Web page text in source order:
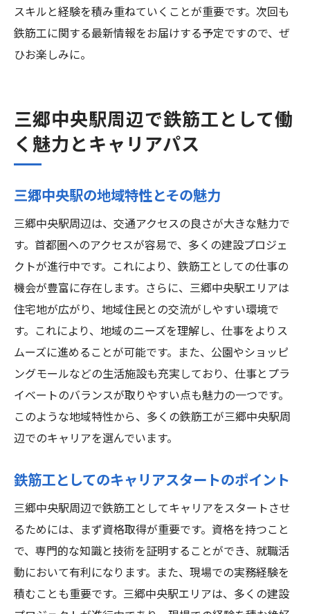
スキルと経験を積み重ねていくことが重要です。次回も
鉄筋工に関する最新情報をお届けする予定ですので、ぜ
ひお楽しみに。
三郷中央駅周辺で鉄筋工として働
く魅力とキャリアパス
三郷中央駅の地域特性とその魅力
三郷中央駅周辺は、交通アクセスの良さが大きな魅力で
す。首都圏へのアクセスが容易で、多くの建設プロジェ
クトが進行中です。これにより、鉄筋工としての仕事の
機会が豊富に存在します。さらに、三郷中央駅エリアは
住宅地が広がり、地域住民との交流がしやすい環境で
す。これにより、地域のニーズを理解し、仕事をよりス
ムーズに進めることが可能です。また、公園やショッピ
ングモールなどの生活施設も充実しており、仕事とプラ
イベートのバランスが取りやすい点も魅力の一つです。
このような地域特性から、多くの鉄筋工が三郷中央駅周
辺でのキャリアを選んでいます。
鉄筋工としてのキャリアスタートのポイント
三郷中央駅周辺で鉄筋工としてキャリアをスタートさせ
るためには、まず資格取得が重要です。資格を持つこと
で、専門的な知識と技術を証明することができ、就職活
動において有利になります。また、現場での実務経験を
積むことも重要です。三郷中央駅エリアは、多くの建設